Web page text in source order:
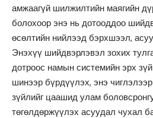
амжаагүй шилжилтийн маягийн
болохоор энэ нь дотооддоо
өсөлтийн нийлээд бэрхшээл,
Энэхүү шийдвэрлэвэл зохих
дотроос намын системийн эрх
шинээр бүрдүүлэх, энэ
зүйлийг цаашид улам
төгөлдөржүүлэх асуудал чухал